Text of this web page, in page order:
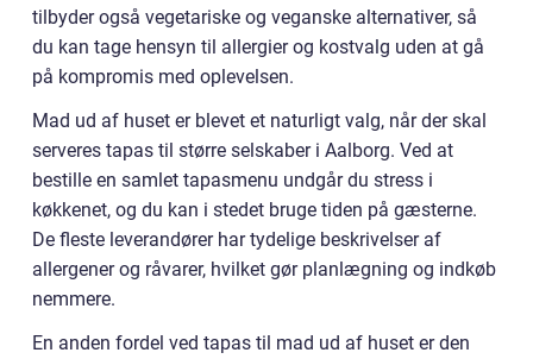
tilbyder også vegetariske og veganske alternativer, så
du kan tage hensyn til allergier og kostvalg uden at gå
på kompromis med oplevelsen.
Mad ud af huset er blevet et naturligt valg, når der skal
serveres tapas til større selskaber i Aalborg. Ved at
bestille en samlet tapasmenu undgår du stress i
køkkenet, og du kan i stedet bruge tiden på gæsterne.
De fleste leverandører har tydelige beskrivelser af
allergener og råvarer, hvilket gør planlægning og indkøb
nemmere.
En anden fordel ved tapas til mad ud af huset er den